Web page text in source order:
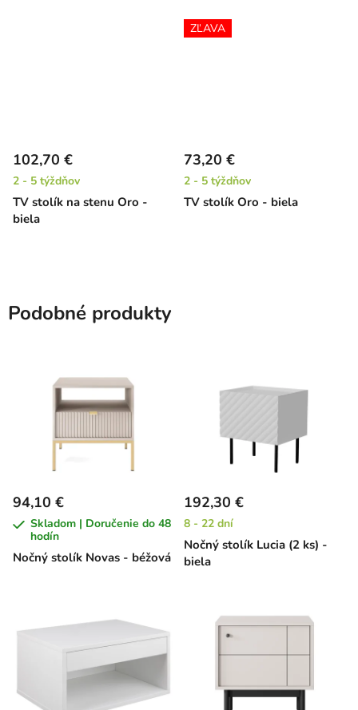
TV stolík na stenu Oro -
biela
102,70 €
2 - 5 týždňov
ZĽAVA
TV stolík Oro - biela
73,20 €
2 - 5 týždňov
Podobné produkty
Nočný stolík Novas - béžová
94,10 €
Skladom | Doručenie do 48
hodín
Nočný stolík Lucia (2 ks) -
biela
192,30 €
8 - 22 dní